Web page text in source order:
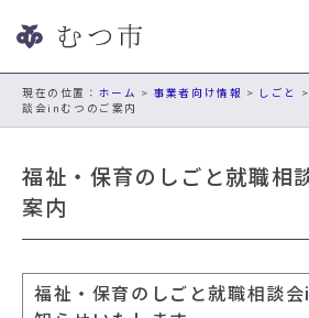
ビ
現在の位置： ホーム > 事業者向け情報 > しごと
談会inむつのご案内
福祉・保育のしごと就職相
案内
福祉・保育のしごと就職相談